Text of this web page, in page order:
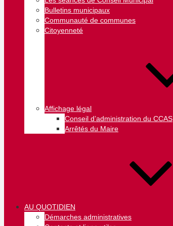
Bulletins municipaux
Communauté de communes
Citoyenneté
Affichage légal
Conseil d’administration du CCAS
Arrêtés du Maire
AU QUOTIDIEN
Démarches administratives